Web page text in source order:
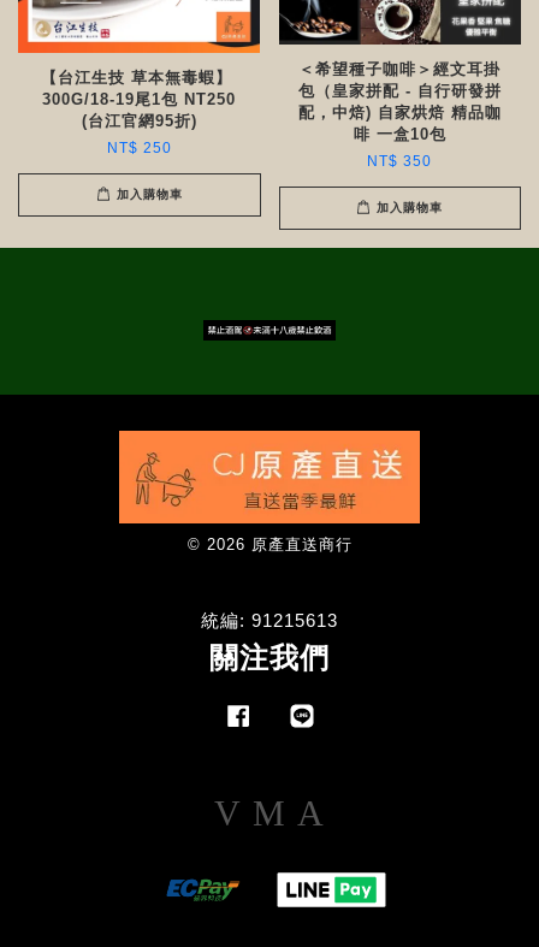
【台江生技 草本無毒蝦】
300G/18-19尾1包 NT250
(台江官網95折)
NT$ 250
加入購物車
＜希望種子咖啡＞經文耳掛
包（皇家拼配 - 自行研發拼
配，中焙) 自家烘焙 精品咖
啡 一盒10包
NT$ 350
加入購物車
© 2026 原產直送商行
統編: 91215613
關注我們
Facebook
Visa Master